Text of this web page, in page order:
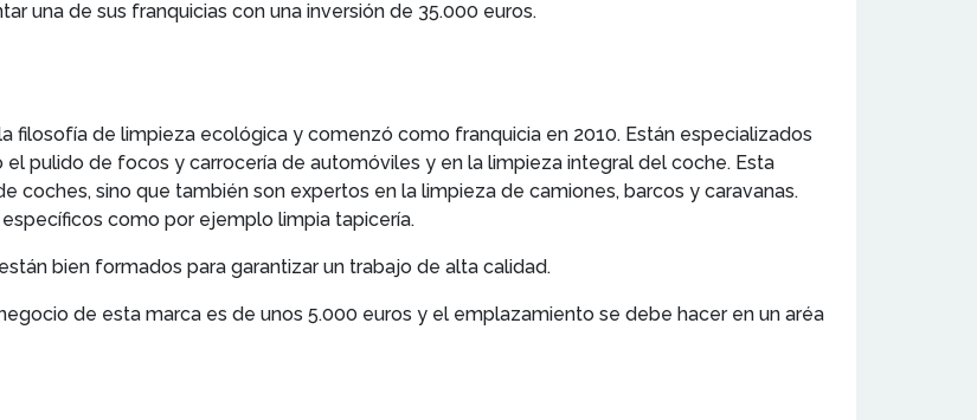
una de sus franquicias con una inversión de 35.000 euros.
filosofía de limpieza ecológica y comenzó como franquicia en 2010. Están especializados
pulido de focos y carrocería de automóviles y en la limpieza integral del coche. Esta
coches, sino que también son expertos en la limpieza de camiones, barcos y caravanas.
como por ejemplo limpia tapicería.
bien formados para garantizar un trabajo de alta calidad.
de esta marca es de unos 5.000 euros y el emplazamiento se debe hacer en un aréa